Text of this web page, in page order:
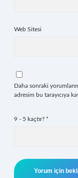
Web Sitesi
Daha sonraki
adresim bu tarayıcıya
9 - 5 kaçtır? *